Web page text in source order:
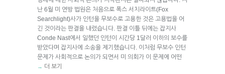
난 6월 미 연방 법원은 처음으로 폭스 서치라이트(Fox
Searchlight)사가 인턴을 무보수로 고용한 것은 고용법을 어
긴 것이라는 판결을 내렸습니다. 판결 이틀 뒤에는 잡지사
Conde Nast에서 일했던 인턴이 시간당 1달러 이하의 보수를
받았다며 잡지사에 소송을 제기했습니다. 이처럼 무보수 인턴
문제가 사회적으로 논의가 되면서 미 의회가 이 문제에 어떤
→ 더 보기